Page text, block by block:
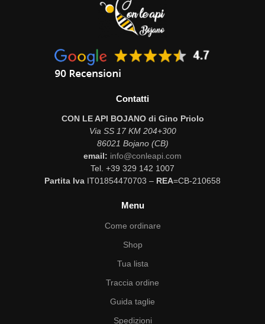
Contatti
CON LE API BOJANO di Gino Priolo
Via SS 17 KM 204+300
86021 Bojano (CB)
email: info@conleapi.com
Tel. +39 329 142 1007
Partita Iva IT01854470703 – REA=CB-210658
Menu
Come ordinare
Shop
Tua lista
Traccia ordine
Guida taglie
Spedizioni